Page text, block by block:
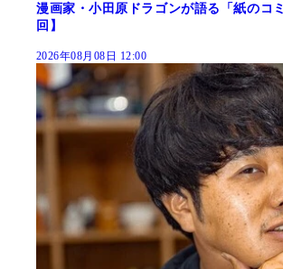
漫画家・小田原ドラゴンが語る「紙のコ
回】
2026年08月08日 12:00